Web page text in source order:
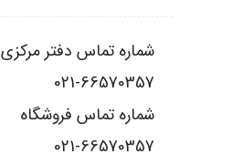
شماره تماس دفتر مرکزی
021-66570357
شماره تماس فروشگاه
021-66570357